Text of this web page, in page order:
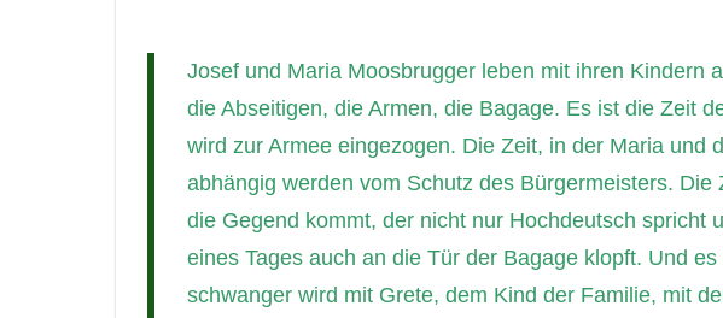
Josef und Maria Moosbrugger leben mit ihren Kindern
die Abseitigen, die Armen, die Bagage. Es ist die Zeit
wird zur Armee eingezogen. Die Zeit, in der Maria und
abhängig werden vom Schutz des Bürgermeisters.
die Gegend kommt, der nicht nur Hochdeutsch spricht
eines Tages auch an die Tür der Bagage klopft. Und
schwanger wird mit Grete, dem Kind der Familie, mit